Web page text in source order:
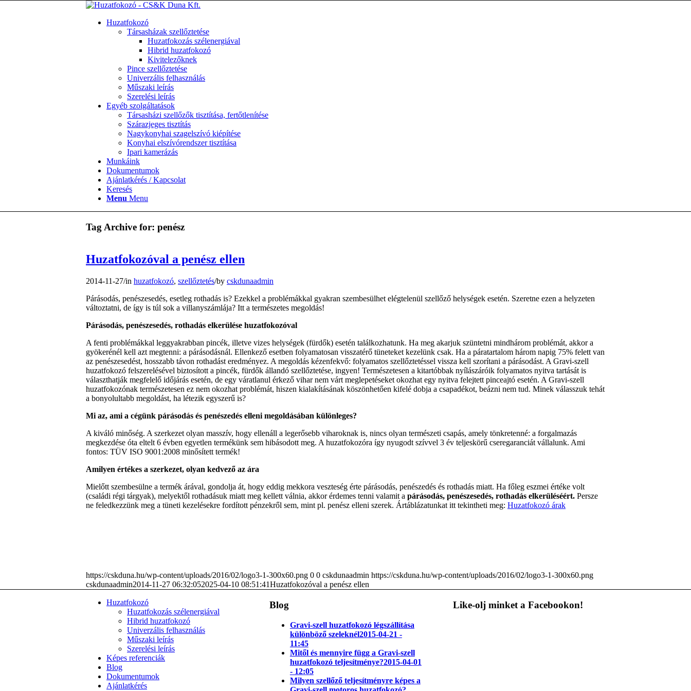
Huzatfokozó
Társasházak szellőztetése
Huzatfokozás szélenergiával
Hibrid huzatfokozó
Kivitelezőknek
Pince szellőztetése
Univerzális felhasználás
Műszaki leírás
Szerelési leírás
Egyéb szolgáltatások
Társasházi szellőzők tisztítása, fertőtlenítése
Szárazjeges tisztítás
Nagykonyhai szagelszívó kiépítése
Konyhai elszívórendszer tisztítása
Ipari kamerázás
Munkáink
Dokumentumok
Ajánlatkérés / Kapcsolat
Keresés
Menu Menu
Tag Archive for: penész
Huzatfokozóval a penész ellen
2014-11-27/in huzatfokozó, szellőztetés/by cskdunaadmin
Párásodás, penészesedés, esetleg rothadás is? Ezekkel a problémákkal gyakran szembesülhet elégtelenül szellőző helységek esetén. Szeretne ezen a helyzeten
változtatni, de így is túl sok a villanyszámlája? Itt a természetes megoldás!
Párásodás, penészesedés, rothadás elkerülése huzatfokozóval
A fenti problémákkal leggyakrabban pincék, illetve vizes helységek (fürdők) esetén találkozhatunk. Ha meg akarjuk szüntetni mindhárom problémát, akkor a
gyökerénél kell azt megtenni: a párásodásnál. Ellenkező esetben folyamatosan visszatérő tüneteket kezelünk csak. Ha a páratartalom három napig 75% felett van
az penészesedést, hosszabb távon rothadást eredményez. A megoldás kézenfekvő: folyamatos szellőztetéssel vissza kell szorítani a párásodást. A Gravi-szell
huzatfokozó felszerelésével biztosított a pincék, fürdők állandó szellőztetése, ingyen! Természetesen a kitartóbbak nyílászáróik folyamatos nyitva tartását is
választhatják megfelelő időjárás esetén, de egy váratlanul érkező vihar nem várt meglepetéseket okozhat egy nyitva felejtett pinceajtó esetén. A Gravi-szell
huzatfokozónak természetesen ez nem okozhat problémát, hiszen kialakításának köszönhetően kifelé dobja a csapadékot, beázni nem tud. Minek válasszuk tehát
a bonyolultabb megoldást, ha létezik egyszerű is?
Mi az, ami a cégünk párásodás és penészedés elleni megoldásában különleges?
A kiváló minőség. A szerkezet olyan masszív, hogy ellenáll a legerősebb viharoknak is, nincs olyan természeti csapás, amely tönkretenné: a forgalmazás
megkezdése óta eltelt 6 évben egyetlen termékünk sem hibásodott meg. A huzatfokozóra így nyugodt szívvel 3 év teljeskörű cseregaranciát vállalunk. Ami
fontos: TÜV ISO 9001:2008 minősített termék!
Amilyen értékes a szerkezet, olyan kedvező az ára
Mielőtt szembesülne a termék árával, gondolja át, hogy eddig mekkora veszteség érte párásodás, penészedés és rothadás miatt. Ha főleg eszmei értéke volt
(családi régi tárgyak), melyektől rothadásuk miatt meg kellett válnia, akkor érdemes tenni valamit a párásodás, penészesedés, rothadás elkerüléséért. Persze
ne feledkezzünk meg a tüneti kezelésekre fordított pénzekről sem, mint pl. penész elleni szerek. Ártáblázatunkat itt tekintheti meg: Huzatfokozó árak
https://cskduna.hu/wp-content/uploads/2016/02/logo3-1-300x60.png 0 0 cskdunaadmin https://cskduna.hu/wp-content/uploads/2016/02/logo3-1-300x60.png
cskdunaadmin2014-11-27 06:32:052025-04-10 08:51:41Huzatfokozóval a penész ellen
Huzatfokozó
Huzatfokozás szélenergiával
Hibrid huzatfokozó
Univerzális felhasználás
Műszaki leírás
Szerelési leírás
Képes referenciák
Blog
Dokumentumok
Ajánlatkérés
Blog
Gravi-szell huzatfokozó légszállítása
különböző szeleknél2015-04-21 -
11:45
Mitől és mennyire függ a Gravi-szell
huzatfokozó teljesítménye?2015-04-01
- 12:05
Milyen szellőző teljesítményre képes a
Like-olj minket a Facebookon!